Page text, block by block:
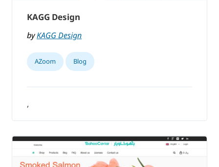
KAGG Design
byKAGG Design
AZoom Blog
,